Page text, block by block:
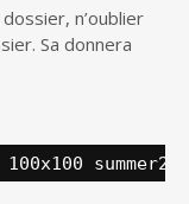
n’oublier
Sa donnera